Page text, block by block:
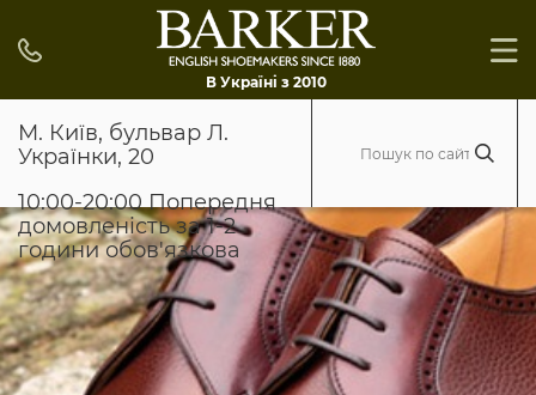
В Україні з 2010
М. Київ, бульвар Л.
Українки, 20
10:00-20:00 Попередня
домовленість за 1-2
години обов'язкова